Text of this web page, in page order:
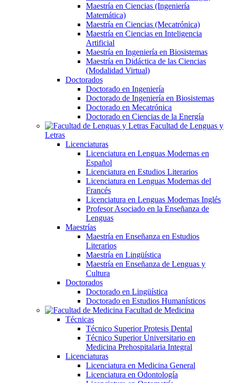
Maestría en Ciencias (Ingeniería
Matemática)
Maestría en Ciencias (Mecatrónica)
Maestría en Ciencias en Inteligencia
Artificial
Maestría en Ingeniería en Biosistemas
Maestría en Didáctica de las Ciencias
(Modalidad Virtual)
Doctorados
Doctorado en Ingeniería
Doctorado de Ingeniería en Biosistemas
Doctorado en Mecatrónica
Doctorado en Ciencias de la Energía
Facultad de Lenguas y
Letras
Licenciaturas
Licenciatura en Lenguas Modernas en
Español
Licenciatura en Estudios Literarios
Licenciatura en Lenguas Modernas del
Francés
Licenciatura en Lenguas Modernas Inglés
Profesor Asociado en la Enseñanza de
Lenguas
Maestrías
Maestría en Enseñanza en Estudios
Literarios
Maestría en Lingüística
Maestría en Enseñanza de Lenguas y
Cultura
Doctorados
Doctorado en Lingüística
Doctorado en Estudios Humanísticos
Facultad de Medicina
Técnicas
Técnico Superior Protesis Dental
Técnico Superior Universitario en
Medicina Prehospitalaria Integral
Licenciaturas
Licenciatura en Medicina General
Licenciatura en Odontología